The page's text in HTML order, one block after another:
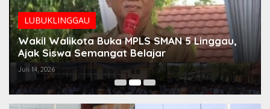
LUBUKLINGGAU
Wakil Walikota Buka MPLS SMAN 5 Linggau,
Ajak Siswa Semangat Belajar
Juli 14, 2026